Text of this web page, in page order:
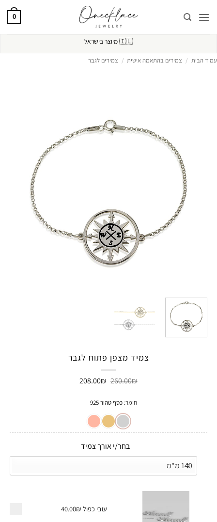
0
🇮🇱מיוצר בישראל
עמוד הבית / צמידים בהתאמה אישית / צמידים לגבר
צמיד מצפן פתוח לגבר
260.00₪ המחיר
260.00₪.
208.00₪ המחיר
חומר:כסף טהור 925
בחר/י אורך צמיד
עובי כפול 40.00₪